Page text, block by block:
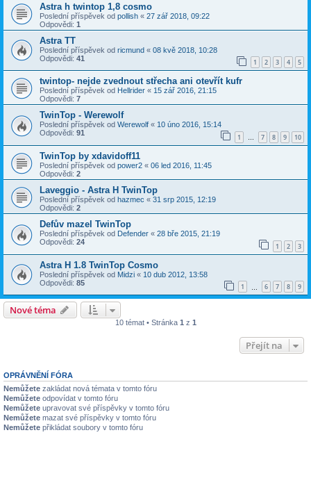
Astra h twintop 1,8 cosmo
Poslední příspěvek od pollish « 27 zář 2018, 09:22
Odpovědi: 1
Astra TT
Poslední příspěvek od ricmund « 08 kvě 2018, 10:28
Odpovědi: 41 1 2 3 4 5
twintop- nejde zvednout střecha ani otevřít kufr
Poslední příspěvek od Hellrider « 15 zář 2016, 21:15
Odpovědi: 7
TwinTop - Werewolf
Poslední příspěvek od Werewolf « 10 úno 2016, 15:14
Odpovědi: 91 1 … 7 8 9 10
TwinTop by xdavidoff11
Poslední příspěvek od power2 « 06 led 2016, 11:45
Odpovědi: 2
Laveggio - Astra H TwinTop
Poslední příspěvek od hazmec « 31 srp 2015, 12:19
Odpovědi: 2
Defův mazel TwinTop
Poslední příspěvek od Defender « 28 bře 2015, 21:19
Odpovědi: 24 1 2 3
Astra H 1.8 TwinTop Cosmo
Poslední příspěvek od Midzi « 10 dub 2012, 13:58
Odpovědi: 85 1 6 7 8 9
Nové téma
10 témat • Stránka 1 z 1
Přejít na
OPRÁVNĚNÍ FÓRA
Nemůžete zakládat nová témata v tomto fóru
Nemůžete odpovídat v tomto fóru
Nemůžete upravovat své příspěvky v tomto fóru
Nemůžete mazat své příspěvky v tomto fóru
Nemůžete přikládat soubory v tomto fóru